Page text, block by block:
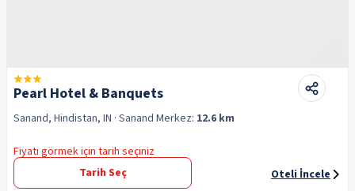
Pearl Hotel & Banquets
Sanand, Hindistan, IN · Sanand Merkez: 12.6 km
Fiyatı görmek için tarih seçiniz
Tarih Seç
Oteli İncele